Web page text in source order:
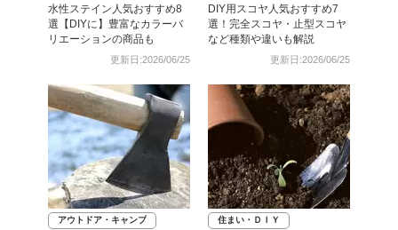
水性ステイン人気おすすめ8
選【DIYに】豊富なカラーバ
リエーションの商品も
更新日:2026/06/25
DIY用スコヤ人気おすすめ7
選！完全スコヤ・止型スコヤ
など種類や違いも解説
更新日:2026/06/25
アウトドア・キャンプ 住まい・ＤＩＹ